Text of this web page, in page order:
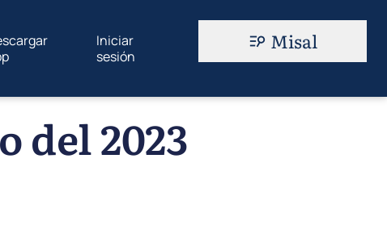
Iniciar
sesión
Misal
del 2023